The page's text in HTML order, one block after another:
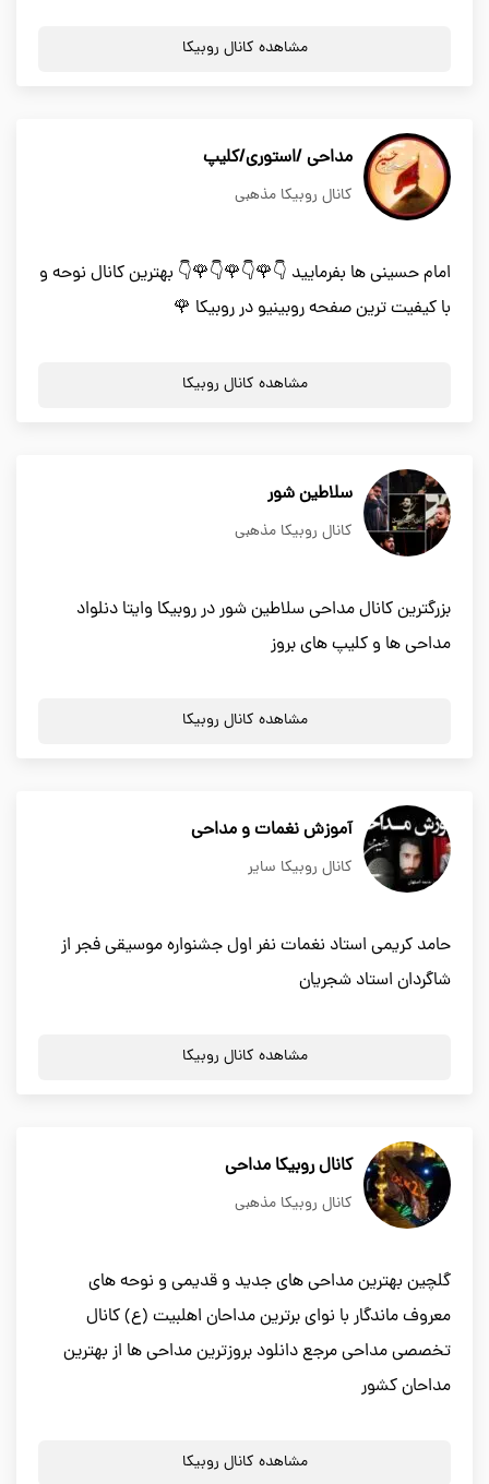
مشاهده کانال روبیکا
مداحی /استوری/کلیپ
کانال روبیکا مذهبی
امام حسینی ها بفرمایید 👇🌹👇🌹👇🌹👇 بهترین کانال نوحه و
با کیفیت ترین صفحه روبینیو در روبیکا 🌹
مشاهده کانال روبیکا
سلاطین شور
کانال روبیکا مذهبی
بزرگترین کانال مداحی سلاطین شور در روبیکا وایتا دنلواد
مداحی ها و کلیپ های بروز
مشاهده کانال روبیکا
آموزش نغمات و مداحی
کانال روبیکا سایر
حامد کریمی استاد نغمات نفر اول جشنواره موسیقی فجر از
شاگردان استاد شجریان
مشاهده کانال روبیکا
کانال روبیکا مداحی
کانال روبیکا مذهبی
گلچین بهترین مداحی های جدید و قدیمی و نوحه های
معروف ماندگار با نوای برترین مداحان اهلبیت (ع) کانال
تخصصی مداحی مرجع دانلود بروزترین مداحی ها از بهترین
مداحان کشور
مشاهده کانال روبیکا